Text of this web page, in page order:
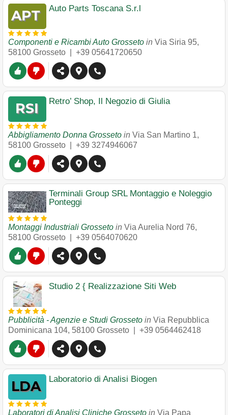
Auto Parts Toscana S.r.l
Componenti e Ricambi Auto Grosseto in Via Siria 95,
58100 Grosseto +39 05641720650
Retro’ Shop, Il Negozio di Giulia
Abbigliamento Donna Grosseto in Via San Martino 1,
58100 Grosseto +39 3274946067
Terminali Group SRL Montaggio e Noleggio
Ponteggi
Montaggi Industriali Grosseto in Via Aurelia Nord 76,
58100 Grosseto +39 0564070620
Studio 2 { Realizzazione Siti Web
Pubblicità - Agenzie e Studi Grosseto in Via Repubblica
Dominicana 104, 58100 Grosseto +39 0564462418
Laboratorio di Analisi Biogen
Laboratori di Analisi Cliniche Grosseto in Via Papa